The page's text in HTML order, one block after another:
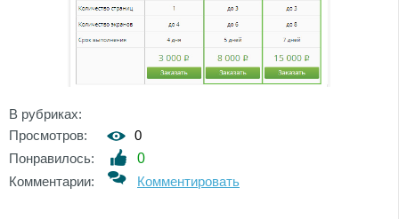
В рубриках:
Просмотров:
0
Понравилось:
0
Комментарии:
Комментировать